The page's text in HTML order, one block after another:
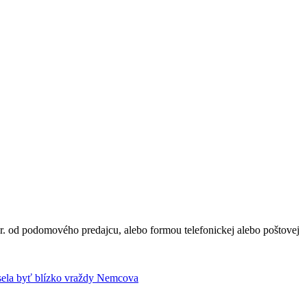
podomového predajcu, alebo formou telefonickej alebo poštovej
byť blízko vraždy Nemcova